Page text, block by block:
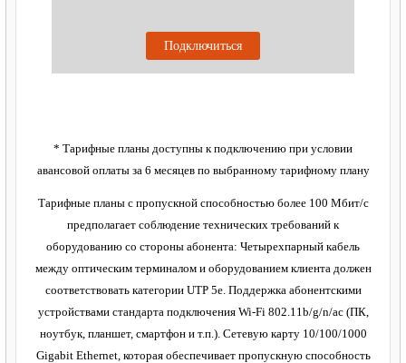
Подключиться
* Тарифные планы доступны к подключению при условии
авансовой оплаты за 6 месяцев по выбранному тарифному плану
Тарифные планы с пропускной способностью более 100 Мбит/с
предполагает соблюдение технических требований к
оборудованию со стороны абонента: Четырехпарный кабель
между оптическим терминалом и оборудованием клиента должен
соответствовать категории UTP 5e. Поддержка абонентскими
устройствами стандарта подключения Wi-Fi 802.11b/g/n/ac (ПК,
ноутбук, планшет, смартфон и т.п.). Сетевую карту 10/100/1000
Gigabit Ethernet, которая обеспечивает пропускную способность